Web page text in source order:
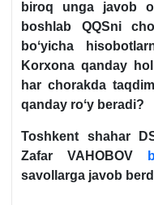
biroq unga javob
boshlab QQSni
boʻyicha
Korхona qanday
har chorakda
qanday roʻy beradi?
Toshkent shahar
Zafar VAHOBOV
savollarga javob